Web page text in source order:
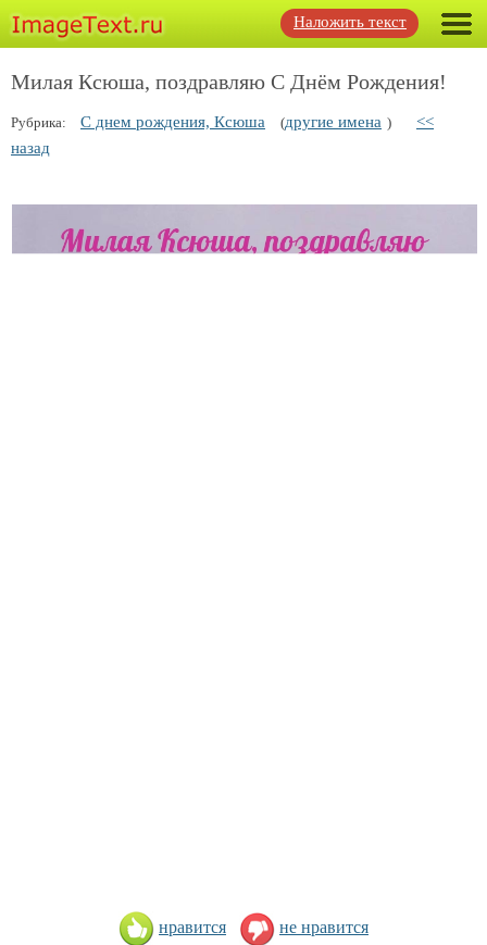
Наложить текст
Милая Ксюша, поздравляю С Днём Рождения!
Рубрика: С днем рождения, Ксюша (другие имена )
<<
назад
нравится не нравится